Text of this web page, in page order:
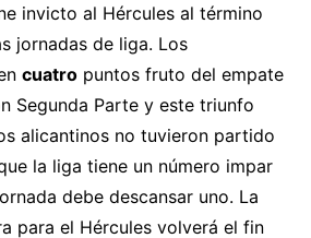
invicto al Hércules al término
jornadas de liga. Los
cuatropuntos fruto del empate
Segunda Parte y este triunfo
alicantinos no tuvieron partido
la liga tiene un número impar
debe descansar uno. La
para el Hércules volverá el fin